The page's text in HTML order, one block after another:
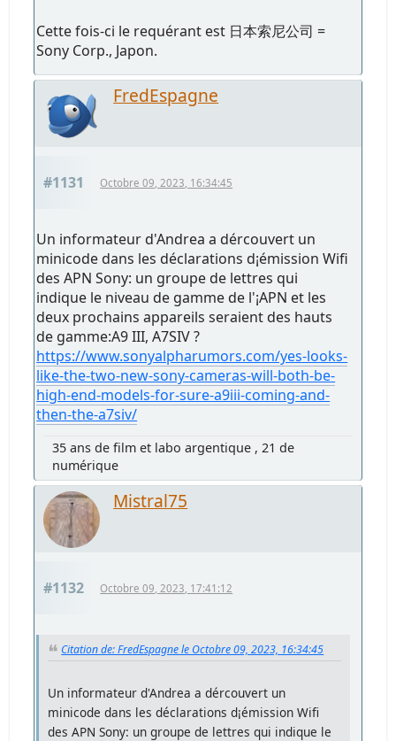
Cette fois-ci le requérant est 日本索尼公司 =
Sony Corp., Japon.
FredEspagne
#1131 Octobre 09, 2023, 16:34:45
Un informateur d'Andrea a dércouvert un
minicode dans les déclarations d¡émission Wifi
des APN Sony: un groupe de lettres qui
indique le niveau de gamme de l'¡APN et les
deux prochains appareils seraient des hauts
de gamme:A9 III, A7SIV ?
https://www.sonyalpharumors.com/yes-looks-
like-the-two-new-sony-cameras-will-both-be-
high-end-models-for-sure-a9iii-coming-and-
then-the-a7siv/
35 ans de film et labo argentique , 21 de
numérique
Mistral75
#1132 Octobre 09, 2023, 17:41:12
Citation de: FredEspagne le Octobre 09, 2023, 16:34:45
Un informateur d'Andrea a dércouvert un
minicode dans les déclarations d¡émission Wifi
des APN Sony: un groupe de lettres qui indique le